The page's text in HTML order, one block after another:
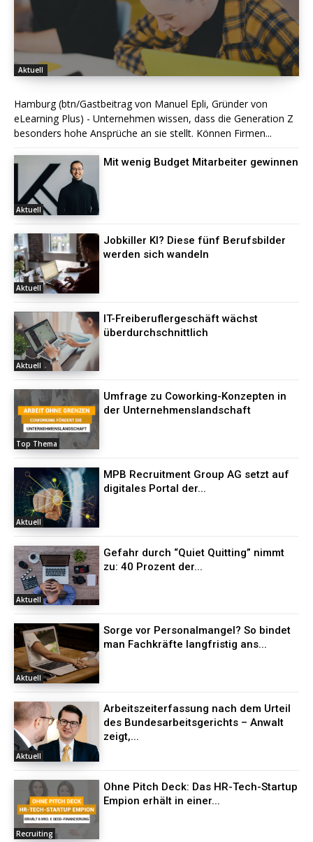
Aktuell
Hamburg (btn/Gastbeitrag von Manuel Epli, Gründer von
eLearning Plus) - Unternehmen wissen, dass die Generation Z
besonders hohe Ansprüche an sie stellt. Können Firmen...
Aktuell
Mit wenig Budget Mitarbeiter gewinnen
Aktuell
Jobkiller KI? Diese fünf Berufsbilder
werden sich wandeln
Aktuell
IT-Freiberuflergeschäft wächst
überdurchschnittlich
Top Thema
Umfrage zu Coworking-Konzepten in
der Unternehmenslandschaft
Aktuell
MPB Recruitment Group AG setzt auf
digitales Portal der...
Aktuell
Gefahr durch “Quiet Quitting” nimmt
zu: 40 Prozent der...
Aktuell
Sorge vor Personalmangel? So bindet
man Fachkräfte langfristig ans...
Aktuell
Arbeitszeiterfassung nach dem Urteil
des Bundesarbeitsgerichts – Anwalt
zeigt,...
Recruiting
Ohne Pitch Deck: Das HR-Tech-Startup
Empion erhält in einer...